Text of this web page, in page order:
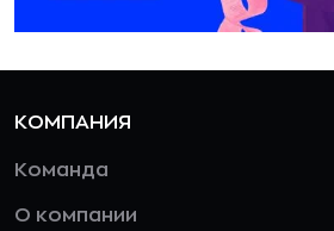
КОМПАНИЯ
Команда
О компании